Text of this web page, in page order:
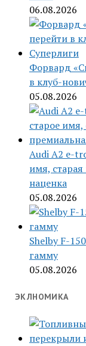
06.08.2026
Форвард
в клуб-
05.08.2026
Audi A2 e-
имя,
наценка
05.08.2026
Shelby F-
гамму
05.08.2026
ЭКЛНОМИКА